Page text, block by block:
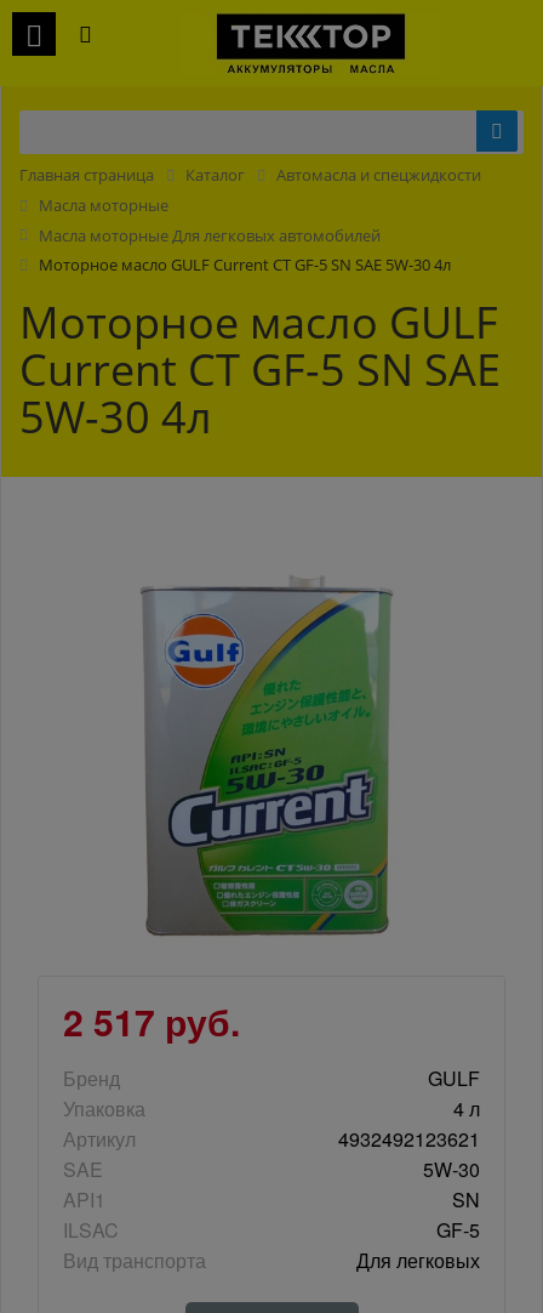
Главная страница Каталог
Автомасла и спецжидкости
Масла моторные
Масла моторные Для легковых автомобилей
Моторное масло GULF Current CT GF-5 SN SAE 5W-30 4л
Моторное масло GULF
Current CT GF-5 SN SAE
5W-30 4л
2 517 руб.
Бренд
GULF
Упаковка
4 л
Артикул
4932492123621
SAE
5W-30
API1
SN
ILSAC
GF-5
Вид транспорта
Для легковых